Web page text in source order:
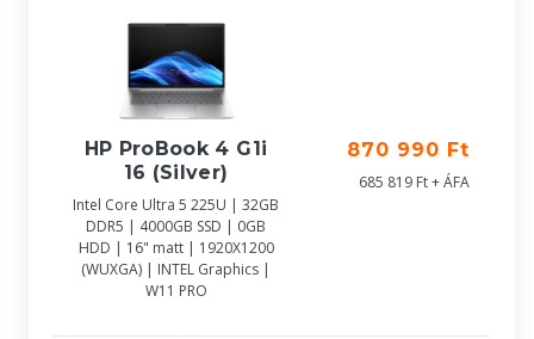
HP ProBook 4 G1i
16 (Silver)
Intel Core Ultra 5 225U | 32GB
DDR5 | 4000GB SSD | 0GB
HDD | 16" matt | 1920X1200
(WUXGA) | INTEL Graphics |
W11 PRO
870 990 Ft
685 819 Ft + ÁFA